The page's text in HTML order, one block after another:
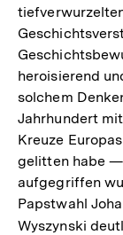
heroisierend
solchem
Jahrhundert
Kreuze
gelitten habe —
aufgegriffen
Papstwahl
Wyszynski